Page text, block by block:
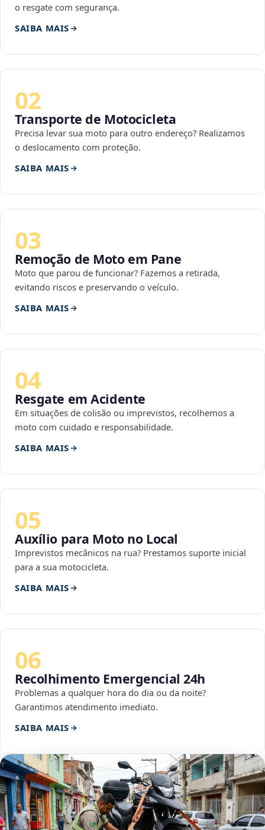
o resgate com segurança.
SAIBA MAIS
02
Transporte de Motocicleta
Precisa levar sua moto para outro endereço? Realizamos
o deslocamento com proteção.
SAIBA MAIS
03
Remoção de Moto em Pane
Moto que parou de funcionar? Fazemos a retirada,
evitando riscos e preservando o veículo.
SAIBA MAIS
04
Resgate em Acidente
Em situações de colisão ou imprevistos, recolhemos a
moto com cuidado e responsabilidade.
SAIBA MAIS
05
Auxílio para Moto no Local
Imprevistos mecânicos na rua? Prestamos suporte inicial
para a sua motocicleta.
SAIBA MAIS
06
Recolhimento Emergencial 24h
Problemas a qualquer hora do dia ou da noite?
Garantimos atendimento imediato.
SAIBA MAIS